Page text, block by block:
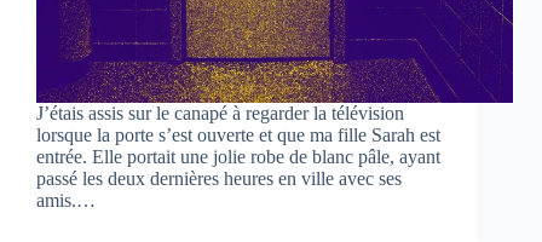
J’étais assis sur le canapé à regarder la télévision
lorsque la porte s’est ouverte et que ma fille Sarah est
entrée. Elle portait une jolie robe de blanc pâle, ayant
passé les deux dernières heures en ville avec ses
amis.…